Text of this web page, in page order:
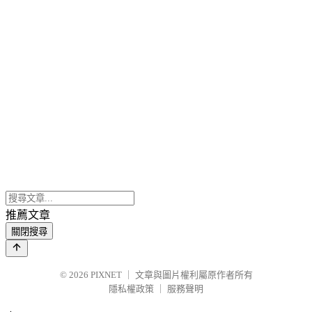
推薦文章
關閉搜尋
© 2026 PIXNET
文章與圖片權利屬原作者所有
隱私權政策
服務聲明